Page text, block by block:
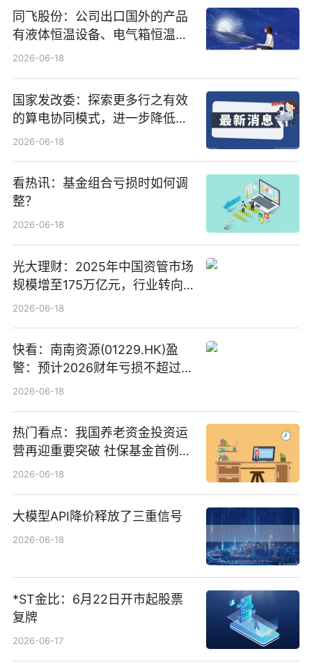
同飞股份：公司出口国外的产品
有液体恒温设备、电气箱恒温装
置、纯水冷却单元和特种换热器
2026-06-18
国家发改委：探索更多行之有效
的算电协同模式，进一步降低网
络传输时延_最资讯
2026-06-18
看热讯：基金组合亏损时如何调
整？
2026-06-18
光大理财：2025年中国资管市场
规模增至175万亿元，行业转向
“量质并重”
2026-06-18
快看：南南资源(01229.HK)盈
警：预计2026财年亏损不超过
1000万港元
2026-06-18
热门看点：我国养老资金投资运
营再迎重要突破 社保基金首例期
货账户完成开立
2026-06-18
大模型API降价释放了三重信号
2026-06-18
*ST金比：6月22日开市起股票
复牌
2026-06-17